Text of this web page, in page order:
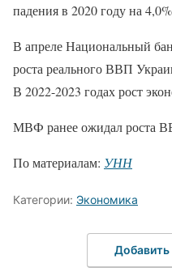
падения в 2020 году на
В апреле Национальный
роста реального ВВП
В 2022-2023 годах рост
МВФ ранее ожидал роста
По материалам: УНН
Категории: Экономика